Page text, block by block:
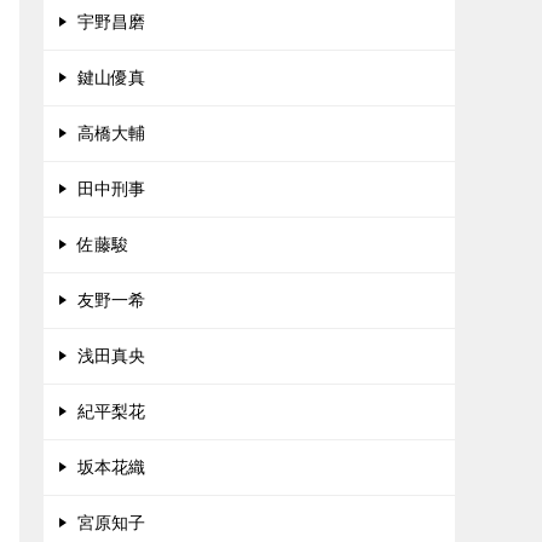
宇野昌磨
鍵山優真
高橋大輔
田中刑事
佐藤駿
友野一希
浅田真央
紀平梨花
坂本花織
宮原知子